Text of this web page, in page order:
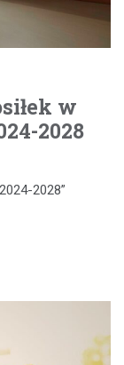
w
2028
2028”